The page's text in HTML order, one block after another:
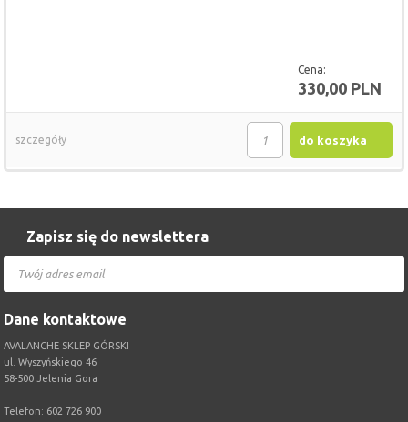
Cena:
330,00 PLN
do koszyka
szczegóły
Zapisz się do newslettera
Dane kontaktowe
AVALANCHE SKLEP GÓRSKI
ul. Wyszyńskiego 46
58-500 Jelenia Gora
Telefon: 602 726 900